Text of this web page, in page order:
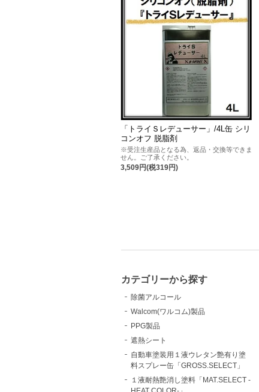
「トライＳレデューサー」/4L缶 シリ
コンオフ 脱脂剤
※受注生産品となる為、返品・交換等できま
せん。ご了承ください。
3,509円(税319円)
カテゴリーから探す
除菌アルコール
Walcom(ワルコム)製品
PPG製品
遮熱シート
自動車塗装用１液ウレタン艶有り塗
料スプレー缶「GROSS.SELECT」
１液耐熱艶消し塗料「MAT.SELECT -